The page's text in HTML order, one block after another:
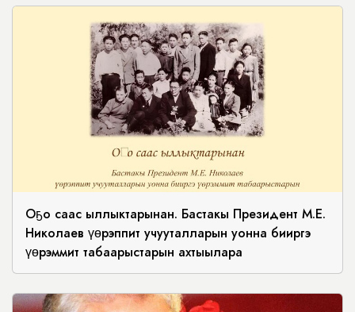
Оҕо саас ыллыктарынан. Бастакы Президент М.Е.
Николаев үөрэппит учууталларын уонна бииргэ
үөрэммит табаарыстарын ахтыылара